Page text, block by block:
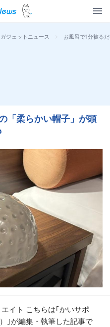
ガジェットニュース > お風呂で1分被る
「柔らかい帽子」が頭
イト こちらは｢かいサポ
｣が編集・執筆した記事で